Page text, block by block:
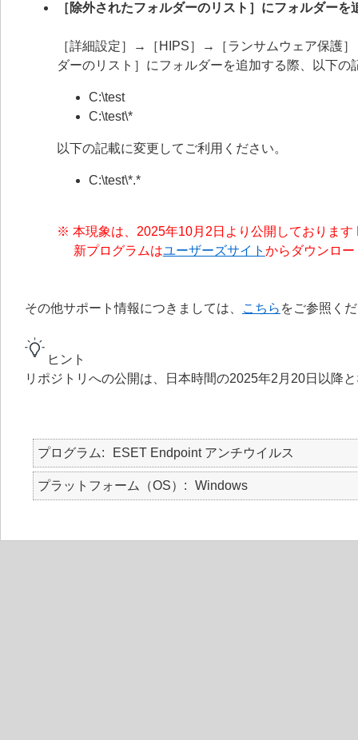
［除外されたフォルダーのリスト］にフォルダー
［詳細設定］→［HIPS］→［ランサムウェア保護
ダーのリスト］にフォルダーを追加する際、以下
C:\test
C:\test\*
以下の記載に変更してご利用ください。
C:\test\*.*
※ 本現象は、2025年10月2日より公開しておりま
新プログラムはユーザーズサイト からダウンロ
その他サポート情報につきましては、 こちら をご参照く
ヒント
リポジトリへの公開は、日本時間の2025年2月20日以降
プログラム ESET Endpoint アンチウイルス
プラットフォーム（OS） Windows